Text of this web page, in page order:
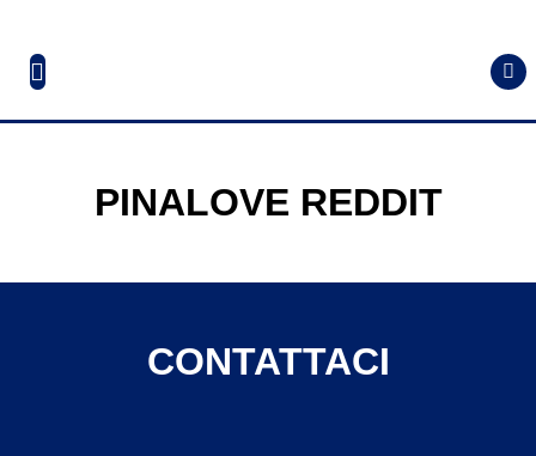
PINALOVE REDDIT
CONTATTACI